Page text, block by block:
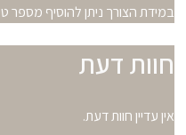
במידת הצורך ניתן להוסיף מספר
חוות דעת
אין עדיין חוות דעת.